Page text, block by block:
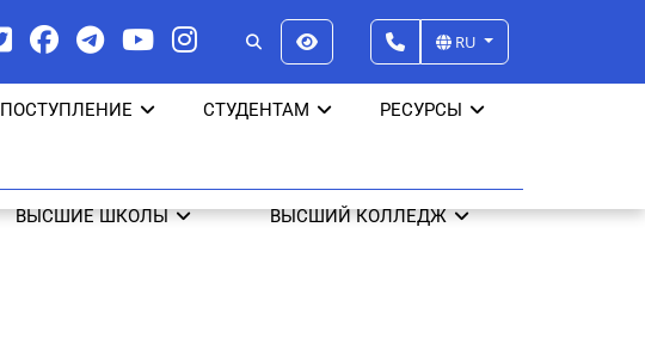
RU
ПОСТУПЛЕНИЕ СТУДЕНТАМ РЕСУРСЫ
ВЫСШИЕ ШКОЛЫ ВЫСШИЙ КОЛЛЕДЖ